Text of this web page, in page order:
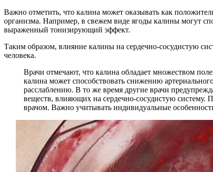
Важно отметить, что калина может оказывать как
организма. Например, в свежем виде ягоды калины могут
выраженный тонизирующий эффект.
Таким образом, влияние калины на сердечно-сосудистую
человека.
Врачи отмечают, что калина обладает множеством
калина может способствовать снижению
расслаблению. В то же время другие врачи
веществ, влияющих на сердечно-сосудистую систему.
врачом. Важно учитывать индивидуальные